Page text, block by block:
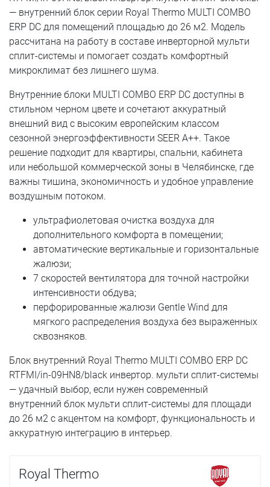
— внутренний блок серии Royal Thermo MULTI COMBO
ERP DC для помещений площадью до 26 м2. Модель
рассчитана на работу в составе инверторной мульти
сплит-системы и помогает создать комфортный
микроклимат без лишнего шума.
Внутренние блоки MULTI COMBO ERP DC доступны в
стильном черном цвете и сочетают аккуратный
внешний вид с высоким европейским классом
сезонной энергоэффективности SEER A++. Такое
решение подходит для квартиры, спальни, кабинета
или небольшой коммерческой зоны в Челябинске, где
важны тишина, экономичность и удобное управление
воздушным потоком.
ультрафиолетовая очистка воздуха для
дополнительного комфорта в помещении;
автоматические вертикальные и горизонтальные
жалюзи;
7 скоростей вентилятора для точной настройки
интенсивности обдува;
перфорированные жалюзи Gentle Wind для
мягкого распределения воздуха без выраженных
сквозняков.
Блок внутренний Royal Thermo MULTI COMBO ERP DC
RTFMI/in-09HN8/black инвертор. мульти сплит-системы
— удачный выбор, если нужен современный
внутренний блок мульти сплит-системы для площади
до 26 м2 с акцентом на комфорт, функциональность и
аккуратную интеграцию в интерьер.
Royal Thermo